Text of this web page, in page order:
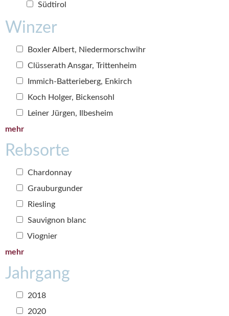
Südtirol
Winzer
Boxler Albert, Niedermorschwihr
Clüsserath Ansgar, Trittenheim
Immich-Batterieberg, Enkirch
Koch Holger, Bickensohl
Leiner Jürgen, Ilbesheim
mehr
Rebsorte
Chardonnay
Grauburgunder
Riesling
Sauvignon blanc
Viognier
mehr
Jahrgang
2018
2020